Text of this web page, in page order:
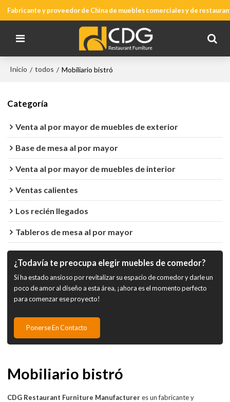
Fabricante y proveedor de China de muebles comerciales y de
Inicio / todos / Mobiliario bistró
Categoría
Venta al por mayor de muebles de exterior
Base de mesa al por mayor
Venta al por mayor de muebles de interior
Ventas calientes
Los recién llegados
Tableros de mesa al por mayor
¿Todavía te preocupa elegir muebles de comedor?
Si ha estado ansioso por revitalizar su espacio de comedor y darle un
poco de amor al diseño a esta área, ¡ahora es el momento perfecto
para comenzar ese proyecto!
Ponerse En Contacto
Mobiliario bistró
CDG Restaurant Furniture Manufactureres un fabricante y